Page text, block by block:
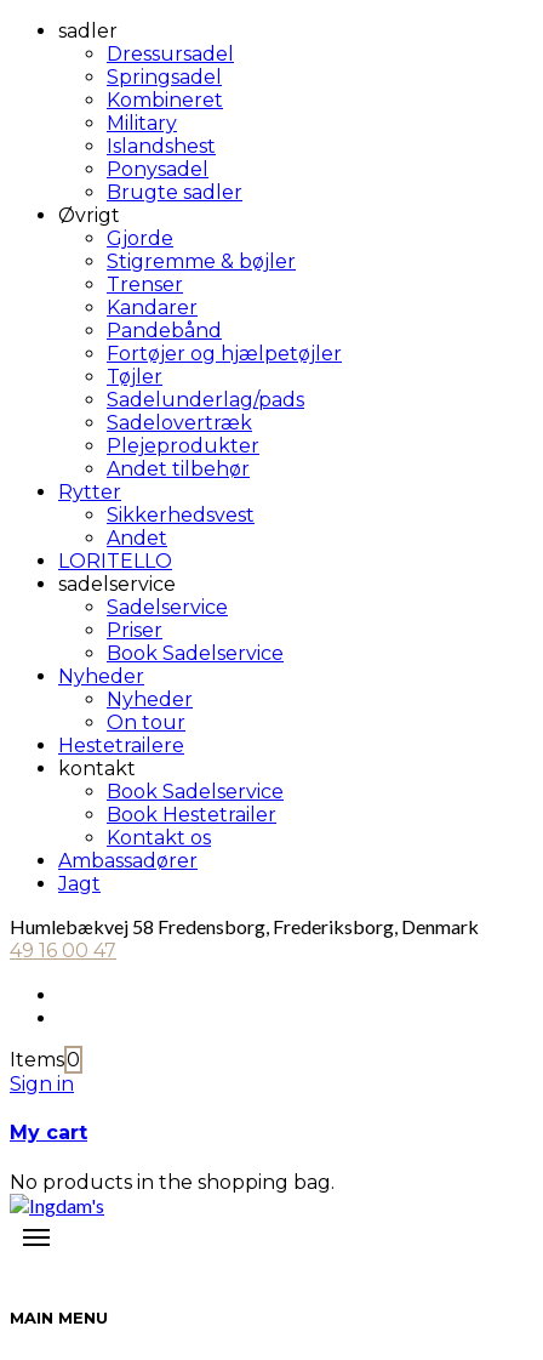
sadler
Dressursadel
Springsadel
Kombineret
Military
Islandshest
Ponysadel
Brugte sadler
Øvrigt
Gjorde
Stigremme & bøjler
Trenser
Kandarer
Pandebånd
Fortøjer og hjælpetøjler
Tøjler
Sadelunderlag/pads
Sadelovertræk
Plejeprodukter
Andet tilbehør
Rytter
Sikkerhedsvest
Andet
LORITELLO
sadelservice
Sadelservice
Priser
Book Sadelservice
Nyheder
Nyheder
On tour
Hestetrailere
kontakt
Book Sadelservice
Book Hestetrailer
Kontakt os
Ambassadører
Jagt
Humlebækvej 58 Fredensborg, Frederiksborg, Denmark
49 16 00 47
Items0
Sign in
My cart
No products in the shopping bag.
MAIN MENU